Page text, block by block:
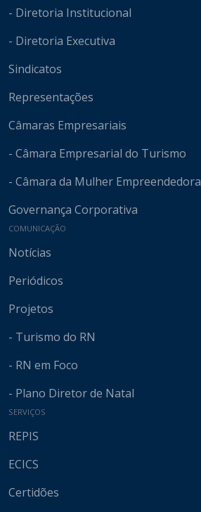
- Diretoria Institucional
- Diretoria Executiva
Sindicatos
Representações
Câmaras Empresariais
- Câmara Empresarial do Turismo
- Câmara da Mulher Empreendedora
Governança Corporativa
COMUNICAÇÃO
Notícias
Periódicos
Projetos
- Turismo do RN
- RN em Foco
- Plano Diretor de Natal
SERVIÇOS
REPIS
ECICS
Certidões